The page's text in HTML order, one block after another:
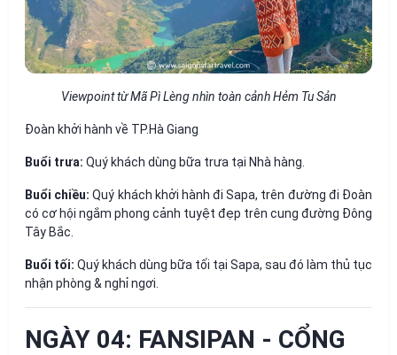
Viewpoint từ Mã Pì Lèng nhìn toàn cảnh Hẻm Tu Sản
Đoàn khởi hành về TP.Hà Giang
Buổi trưa: Quý khách dùng bữa trưa tại Nhà hàng.
Buổi chiều: Quý khách khởi hành đi Sapa, trên đường đi Đoàn
có cơ hội ngắm phong cảnh tuyệt đẹp trên cung đường Đông
Tây Bắc.
Buổi tối: Quý khách dùng bữa tối tại Sapa, sau đó làm thủ tục
nhận phòng & nghỉ ngơi.
NGÀY 04: FANSIPAN - CỔNG